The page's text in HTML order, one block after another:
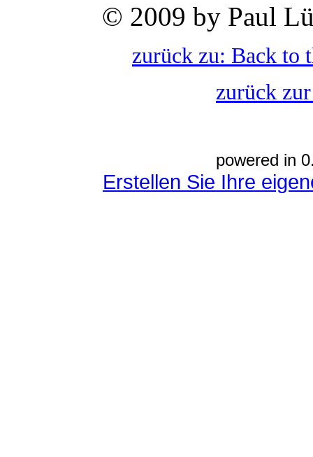
© 2009 by Paul
zurück zu: Back to
zurück
powered in
Erstellen Sie Ihre